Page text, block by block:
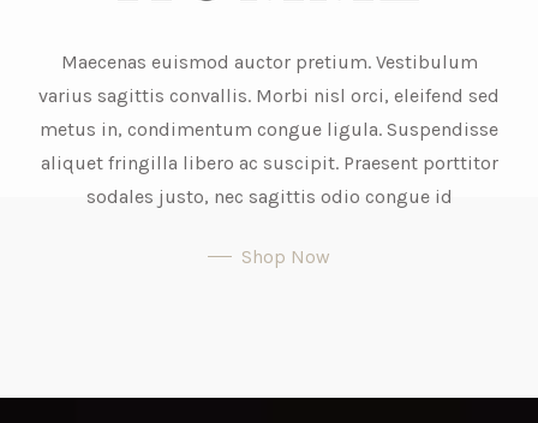
Maecenas euismod auctor pretium. Vestibulum
varius sagittis convallis. Morbi nisl orci, eleifend sed
metus in, condimentum congue ligula. Suspendisse
aliquet fringilla libero ac suscipit. Praesent porttitor
sodales justo, nec sagittis odio congue id
Shop Now